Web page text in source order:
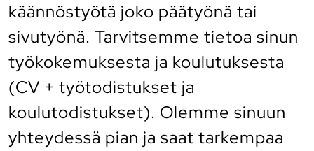
käännöstyötä joko päätyönä tai
sivutyönä. Tarvitsemme tietoa sinun
työkokemuksesta ja koulutuksesta
(CV + työtodistukset ja
koulutodistukset). Olemme sinuun
yhteydessä pian ja saat tarkempaa